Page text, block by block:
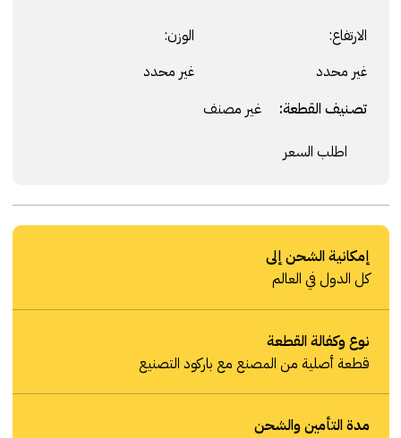
الارتفاع:
غير محدد
الوزن:
غير محدد
تصنيف القطعة: غير مصنف
اطلب السعر
إمكانية الشحن إلى
كل الدول في العالم
نوع وكفالة القطعة
قطعة أصلية من المصنع مع باركود التصنيع
مدة التأمين والشحن